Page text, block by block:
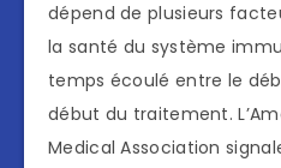
dépend de plusieurs
la santé du système
temps écoulé entre le
début du traitement.
Medical Association